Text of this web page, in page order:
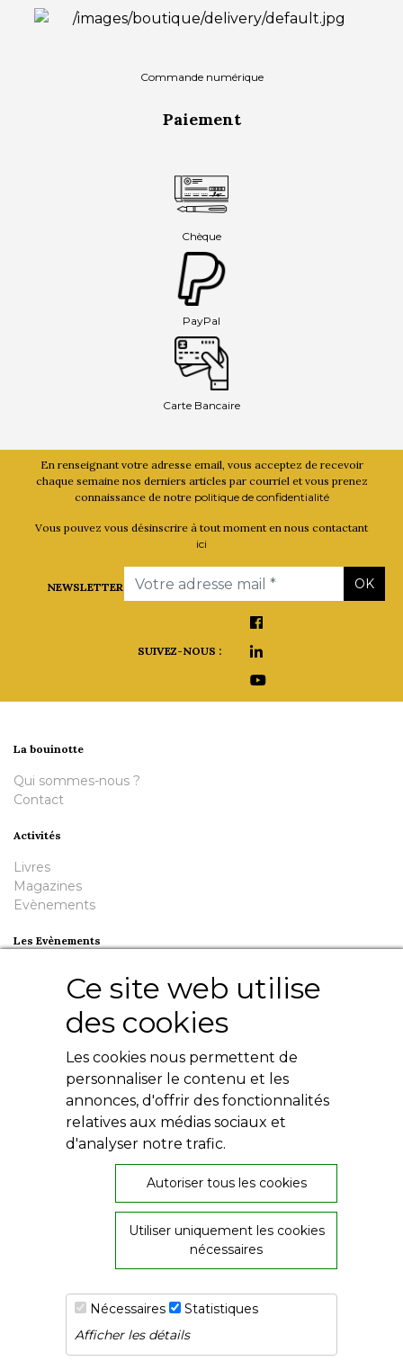
Ce site web utilise
des cookies
Les cookies nous permettent de
personnaliser le contenu et les
annonces, d'offrir des fonctionnalités
relatives aux médias sociaux et
d'analyser notre trafic.
Autoriser tous les cookies
Utiliser uniquement les cookies
nécessaires
Nécessaires
Statistiques
Afficher les détails
Commande numérique
Paiement
Chèque
PayPal
Carte Bancaire
En renseignant votre adresse email, vous acceptez de recevoir
chaque semaine nos derniers articles par courriel et vous prenez
connaissance de notre politique de confidentialité
Vous pouvez vous désinscrire à tout moment en nous contactant
ici
NEWSLETTER
Email OK
SUIVEZ-NOUS :
La bouinotte
Qui sommes-nous ?
Contact
Activités
Livres
Magazines
Evènements
Les Evènements
Nuit de la Bouinotte
Besoin d'aide ?
Livres numériques
Mentions légales
Conditions générales
Politique de confidentialité
36000 Châteauroux
02 54 60 08 06